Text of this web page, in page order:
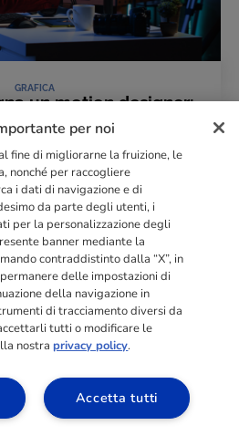
GRAFICA
un motion designer:
e prospettive
Aprile 2026
L'ARTICOLO
europeanellaformazione
del lavoro con più di140.000 studenti
tra Spagna, Portogallo e Italia.
CORSI
per noi
fine di migliorarne la fruizione, le
nonché per raccogliere
i dati di navigazione e di
da parte degli utenti, i
per la personalizzazione degli
banner mediante la
contraddistinto dalla “X”, in
delle impostazioni di
della navigazione in
di tracciamento diversi da
tutti o modificare le
nostraprivacy policy.
Accetta tutti